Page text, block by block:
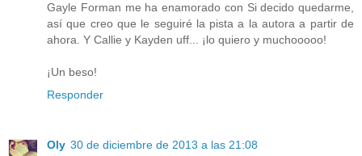
Gayle Forman me ha enamorado con Si decido quedarme,
así que creo que le seguiré la pista a la autora a partir de
ahora. Y Callie y Kayden uff... ¡lo quiero y muchooooo!
¡Un beso!
Responder
Oly 30 de diciembre de 2013 a las 21:08